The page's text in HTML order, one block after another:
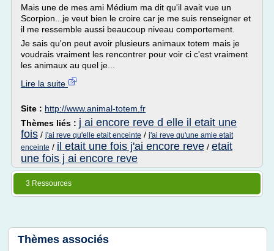
Mais une de mes ami Médium ma dit qu'il avait vue un
Scorpion...je veut bien le croire car je me suis renseigner et
il me ressemble aussi beaucoup niveau comportement.
Je sais qu'on peut avoir plusieurs animaux totem mais je
voudrais vraiment les rencontrer pour voir ci c'est vraiment
les animaux au quel je...
Lire la suite
Site : http://www.animal-totem.fr
Thèmes liés : j ai encore reve d elle il etait une
fois / j'ai reve qu'elle etait enceinte / j'ai reve qu'une amie etait
enceinte / il etait une fois j'ai encore reve / etait
une fois j ai encore reve
3 Ressources
Thèmes associés